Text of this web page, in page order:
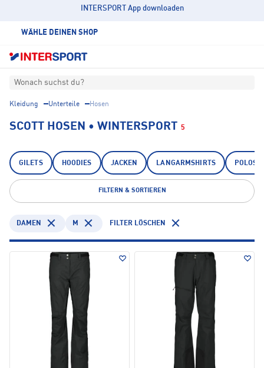
INTERSPORT App downloaden
WÄHLE DEINEN SHOP
Wonach suchst du?
Kleidung Unterteile Hosen
SCOTT HOSEN • WINTERSPORT 5
GILETS HOODIES JACKEN LANGARMSHIRTS
FILTERN & SORTIEREN
DAMEN M FILTER LÖSCHEN